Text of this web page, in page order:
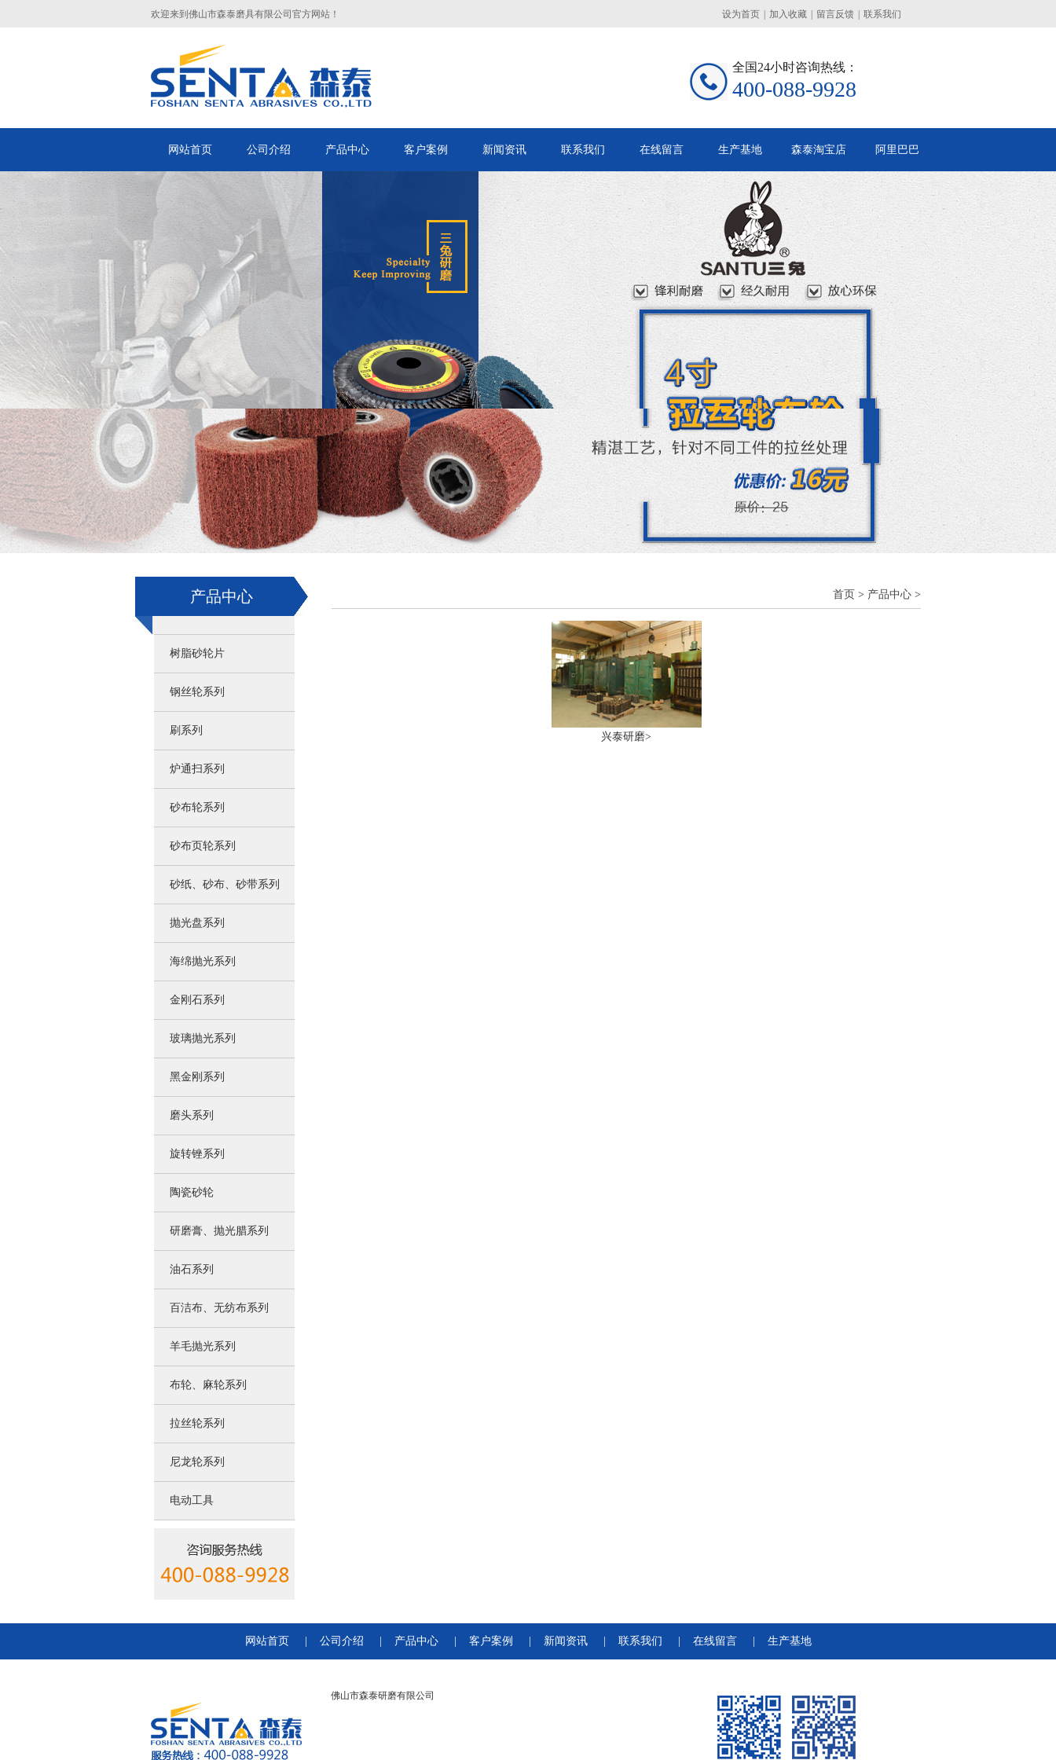
欢迎来到佛山市森泰磨具有限公司官方网站！ 设为首页 加入收藏 留言反馈 联系我们
全国24小时咨询热线：
400-088-9928
网站首页 公司介绍 产品中心 客户案例 新闻资讯 联系我们 在线留言 生产基地 森泰淘宝店 阿里巴巴
产品中心
树脂砂轮片
钢丝轮系列
刷系列
炉通扫系列
砂布轮系列
砂布页轮系列
砂纸、砂布、砂带系列
抛光盘系列
海绵抛光系列
金刚石系列
玻璃抛光系列
黑金刚系列
磨头系列
旋转锉系列
陶瓷砂轮
研磨膏、抛光腊系列
油石系列
百洁布、无纺布系列
羊毛抛光系列
布轮、麻轮系列
拉丝轮系列
尼龙轮系列
电动工具
首页 > 产品中心 >
兴泰研磨>
网站首页 公司介绍 产品中心 客户案例 新闻资讯 联系我们 在线留言 生产基地
佛山市森泰研磨有限公司